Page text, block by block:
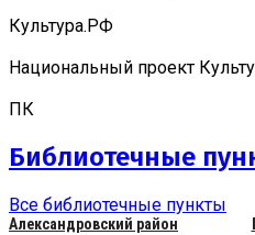
Культура.РФ
Национальный проект
ПК
Библиотечные
Все библиотечные пункты
Александровский район